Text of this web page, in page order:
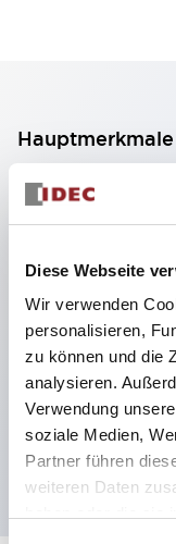
Diese Webseite
Wir verwenden
personalisieren,
zu können und die
analysieren.
Verwendung
soziale Medien,
Partner führen
weiteren Daten
Hauptmerkmale
2-Kontakt-
Kontakt-
Isolierung
59,9 mm (※
Platzsparendes
Freisetzung,